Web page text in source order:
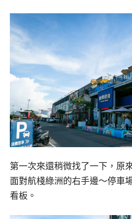
第一次來還稍微找了一下，原
面對航棧綠洲的右手邊～停車
看板。